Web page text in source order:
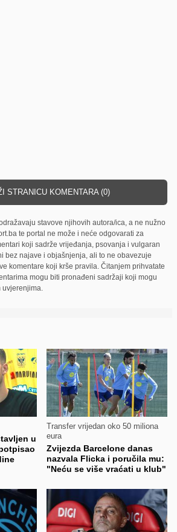
STRANICU KOMENTARA (0)
stavove njihovih autora/ica, a ne nužno
te portal ne može i neće odgovarati za
koji sadrže vrijeđanja, psovanja i vulgaran
bez najave i objašnjenja, ali to ne obavezuje
komentare koji krše pravila. Čitanjem prihvatate
mogu biti pronađeni sadržaji koji mogu
u
Transfer vrijedan oko 50 miliona
eura
Zvijezda Barcelone danas
nazvala Flicka i poručila mu:
"Neću se više vraćati u klub"